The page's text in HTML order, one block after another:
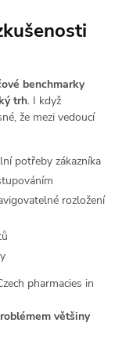
benchmarky
trh. I když
že mezi vedoucí
potřeby zákazníka
rozložení
většiny